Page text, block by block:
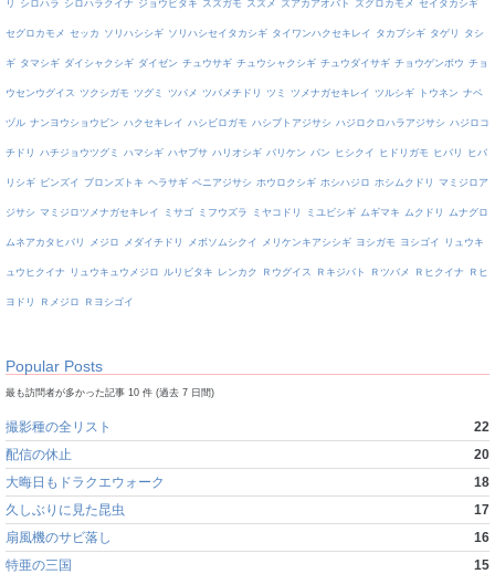
リ シロハラ シロハラクイナ ジョウビタキ スズガモ スズメ ズアカアオバト ズグロカモメ セイタカシギ
セグロカモメ セッカ ソリハシシギ ソリハシセイタカシギ タイワンハクセキレイ タカブシギ タゲリ タシ
ギ タマシギ ダイシャクシギ ダイゼン チュウサギ チュウシャクシギ チュウダイサギ チョウゲンボウ チョ
ウセンウグイス ツクシガモ ツグミ ツバメ ツバメチドリ ツミ ツメナガセキレイ ツルシギ トウネン ナベ
ヅル ナンヨウショウビン ハクセキレイ ハシビロガモ ハシブトアジサシ ハジロクロハラアジサシ ハジロコ
チドリ ハチジョウツグミ ハマシギ ハヤブサ ハリオシギ バリケン バン ヒシクイ ヒドリガモ ヒバリ ヒバ
リシギ ビンズイ ブロンズトキ ヘラサギ ベニアジサシ ホウロクシギ ホシハジロ ホシムクドリ マミジロア
ジサシ マミジロツメナガセキレイ ミサゴ ミフウズラ ミヤコドリ ミユビシギ ムギマキ ムクドリ ムナグロ
ムネアカタヒバリ メジロ メダイチドリ メボソムシクイ メリケンキアシシギ ヨシガモ ヨシゴイ リュウキ
ュウヒクイナ リュウキュウメジロ ルリビタキ レンカク Ｒウグイス Ｒキジバト Ｒツバメ Ｒヒクイナ Ｒヒ
ヨドリ Ｒメジロ Ｒヨシゴイ
Popular Posts
最も訪問者が多かった記事 10 件 (過去 7 日間)
撮影種の全リスト
22
配信の休止
20
大晦日もドラクエウォーク
18
久しぶりに見た昆虫
17
扇風機のサビ落し
16
特亜の三国
15